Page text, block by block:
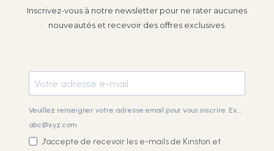
Inscrivez-vous à notre newsletter pour ne rater aucunes
nouveautés et recevoir des offres exclusives.
Veuillez renseigner votre adresse email pour vous inscrire. Ex. :
abc@xyz.com
J'accepte de recevoir les e-mails de Kinston et